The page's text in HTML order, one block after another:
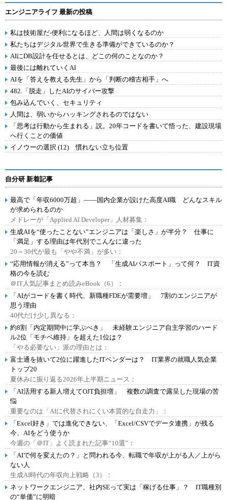
エンジニアライフ 最新の投稿
私は技術屋だ-便利になるほど、人間は弱くなるのか
私たちはデジタル世界で生きる準備ができているのか？
AIにDB設計を任せるとは、どこの何のことなのか？
最後には離れていくAI
AIを「答えを教える先生」から「判断の稽古相手」へ
482.「脱走」したAIのサイバー攻撃
包み込んでいく、セキュリティ
人間は、弱いからハッキングされるのではない
「思考は行動から生まれる」説。20年コードを書いて悟った、建設現場
へ行くことの価値
イノウーの選択 (12) 慣れない立ち位置
自分研 新着記事
最高で「年収6000万超」――国内企業が設けた高度AI職 どんなスキル
が求められるのか
メドレーが「Applied AI Developer」人材募集：
生成AIを“使ったことない”エンジニアは「楽しさ」が半分？ 仕事に
「満足」する理由は年代別でこんなに違った
20～30代が最も「やや不満」が多い：
“応用情報が消える”って本当？ 「生成AIパスポート」って何？ IT資
格の今を読む
＠IT人気記事まとめ読みeBook（6）：
「AIがコードを書く時代、新職種FDEが需要増」 7割のエンジニアが
思う理由
40代だけ少し異なる：
約8割「内定期間中に学ぶべき」 未経験エンジニア自主学習のハード
ル2位「モチベ維持」を超えた1位は？
「やる必要ない」派の理由とは：
富士通を抜いて2位に躍進したITベンダーは？ IT業界の就職人気企業
トップ20
夏休みに振り返る2026年上半期ニュース：
「AI活用する新人増えてOJT負担増」 複数の調査で露呈した現場の苦
悩
重要なのは「AIに代替されにくい本質的な自走力」：
「Excel好き」では進化できない、「Excel/CSVでデータ連携」が残る
今、AIをどう使うか
今週の「＠IT」よく読まれた記事“10選”：
「AIで何を変えたの？」と問われる今、転職で年収が上がる人／上がら
ない人
生成AI時代の年収向上戦略（3）：
ネットワークエンジニア、社内SEって実は「稼げる仕事」？ IT職種別
の“単価”に明暗